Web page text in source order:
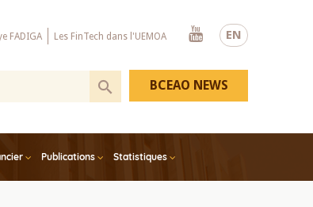
EN
FADIGA Les FinTech dans l'UEMOA
Youtube
Publications Statistiques
BCEAO NEWS